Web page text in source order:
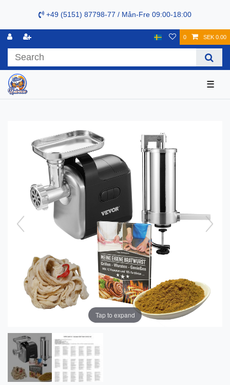
+49 (5151) 87798-77 / Mån-Fre 09:00-18:00
0 SEK 0.00
☰
Tap to expand